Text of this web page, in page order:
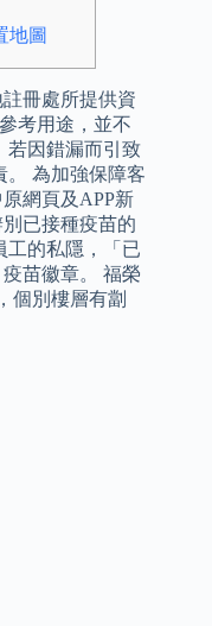
地圖
冊處所提供資
考用途，並不
若因錯漏而引致
。 為加強保障客
網頁及APP新
已接種疫苗的
工的私隱，「已
苗徽章。 福榮
個別樓層有劏